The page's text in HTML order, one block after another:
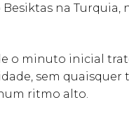
na Turquia,
o minuto inicial
sem quaisquer
ritmo alto.